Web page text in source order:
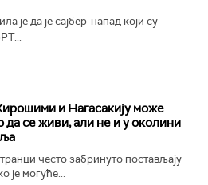
је да је сајбер-напад који су
и Нагасакију може
да се живи, али не и у околини
често забринуто постављају
је могуће...